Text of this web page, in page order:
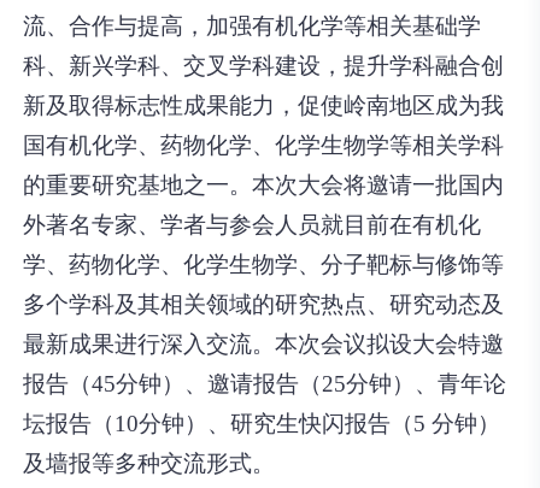
流、合作与提高，加强有机化学等相关基础学
科、新兴学科、交叉学科建设，提升学科融合创
新及取得标志性成果能力，促使岭南地区成为我
国有机化学、药物化学、化学生物学等相关学科
的重要研究基地之一。本次大会将邀请一批国内
外著名专家、学者与参会人员就目前在有机化
学、药物化学、化学生物学、分子靶标与修饰等
多个学科及其相关领域的研究热点、研究动态及
最新成果进行深入交流。本次会议拟设大会特邀
报告（45分钟）、邀请报告（25分钟）、青年论
坛报告（10分钟）、研究生快闪报告（5 分钟）
及墙报等多种交流形式。